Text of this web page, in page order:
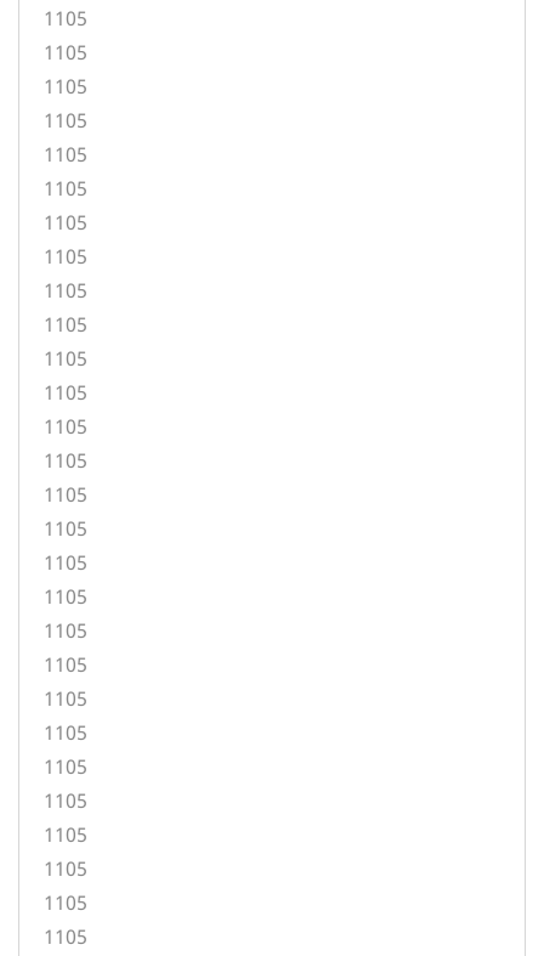
1105
1105
1105
1105
1105
1105
1105
1105
1105
1105
1105
1105
1105
1105
1105
1105
1105
1105
1105
1105
1105
1105
1105
1105
1105
1105
1105
1105